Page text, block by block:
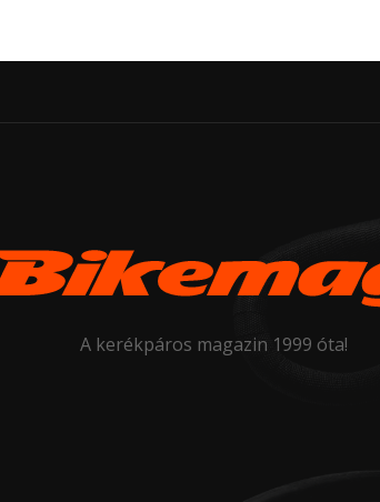
A kerékpáros magazin 1999 óta!